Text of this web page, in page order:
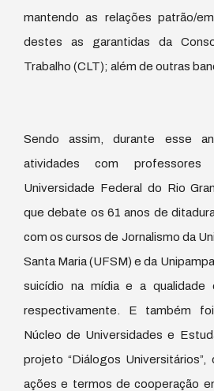
mantendo as relações patrão/
destes as garantidas da
Trabalho (CLT); além de outras
Sendo assim, durante esse
atividades com
Universidade Federal do Rio
que debate os 61 anos de
com os cursos de Jornalismo da
Santa Maria (UFSM) e da
suicídio na mídia e a qualidade
respectivamente. E também
Núcleo de Universidades e
projeto “Diálogos
ações e termos de cooperação